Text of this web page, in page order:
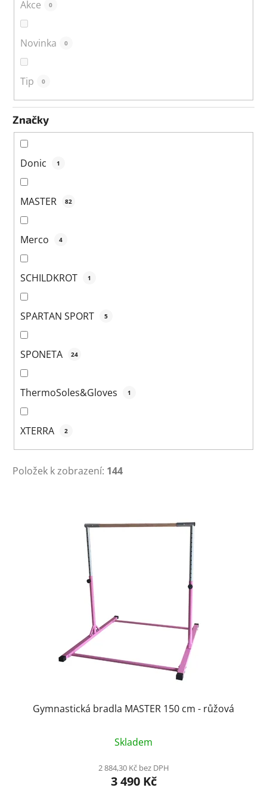
Akce 0
Novinka 0
Tip 0
Značky
Donic 1
MASTER 82
Merco 4
SCHILDKROT 1
SPARTAN SPORT 5
SPONETA 24
ThermoSoles&Gloves 1
XTERRA 2
Položek k zobrazení: 144
Gymnastická bradla MASTER 150 cm - růžová
Skladem
2 884,30 Kč bez DPH
3 490 Kč